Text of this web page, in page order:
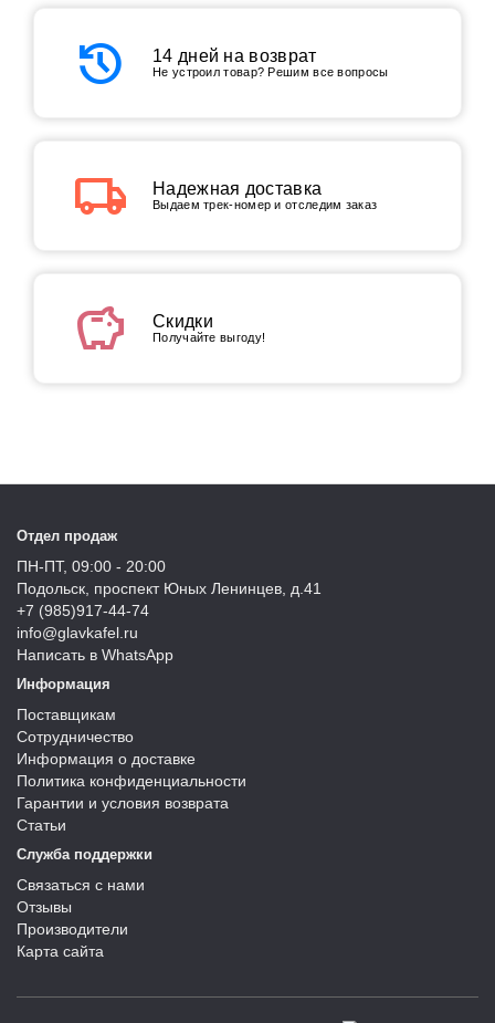
history 14 дней на возврат
Не устроил товар? Решим все вопросы
local_shipping Надежная доставка
Выдаем трек-номер и отследим заказ
savings Скидки
Получайте выгоду!
Отдел продаж
ПН-ПТ, 09:00 - 20:00
Подольск, проспект Юных Ленинцев, д.41
+7 (985)917-44-74
info@glavkafel.ru
Написать в WhatsApp
Информация
Поставщикам
Сотрудничество
Информация о доставке
Политика конфиденциальности
Гарантии и условия возврата
Статьи
Служба поддержки
Связаться с нами
Отзывы
Производители
Карта сайта